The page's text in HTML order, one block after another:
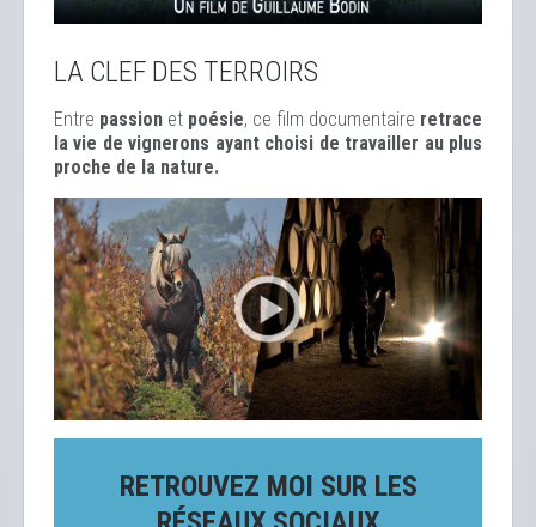
LA CLEF DES TERROIRS
Entre passion et poésie, ce film documentaire retrace
la vie de vignerons ayant choisi de travailler au plus
proche de la nature.
RETROUVEZ MOI SUR LES